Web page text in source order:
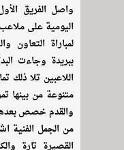
واصل الفريق
اليومية على
لمباراة التعاون
ببريدة وجاءت
اللاعبين تلا ذلك
متنوعة من بينها
والقدم خصص
من الجمل الفنية
القصيرة تارة